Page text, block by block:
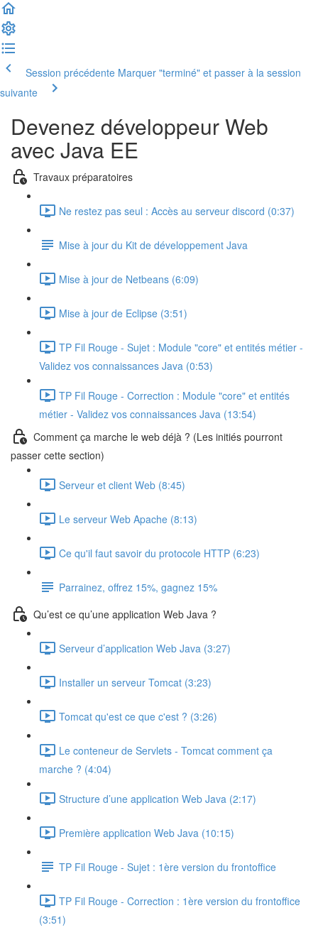
Session précédente Marquer "terminé" et passer à la session
suivante
Devenez développeur Web
avec Java EE
Travaux préparatoires
Ne restez pas seul : Accès au serveur discord (0:37)
Mise à jour du Kit de développement Java
Mise à jour de Netbeans (6:09)
Mise à jour de Eclipse (3:51)
TP Fil Rouge - Sujet : Module "core" et entités métier -
Validez vos connaissances Java (0:53)
TP Fil Rouge - Correction : Module "core" et entités
métier - Validez vos connaissances Java (13:54)
Comment ça marche le web déjà ? (Les initiés pourront
passer cette section)
Serveur et client Web (8:45)
Le serveur Web Apache (8:13)
Ce qu'il faut savoir du protocole HTTP (6:23)
Parrainez, offrez 15%, gagnez 15%
Qu’est ce qu’une application Web Java ?
Serveur d’application Web Java (3:27)
Installer un serveur Tomcat (3:23)
Tomcat qu'est ce que c'est ? (3:26)
Le conteneur de Servlets - Tomcat comment ça
marche ? (4:04)
Structure d’une application Web Java (2:17)
Première application Web Java (10:15)
TP Fil Rouge - Sujet : 1ère version du frontoffice
TP Fil Rouge - Correction : 1ère version du frontoffice
(3:51)